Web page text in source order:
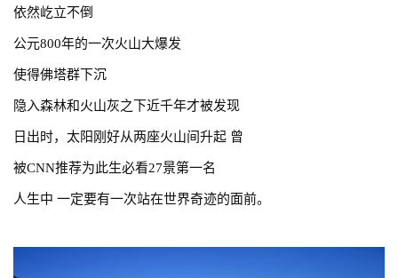
依然屹立不倒
公元800年的一次火山大爆发
使得佛塔群下沉
隐入森林和火山灰之下近千年才被发现
日出时，太阳刚好从两座火山间升起 曾
被CNN推荐为此生必看27景第一名
人生中 一定要有一次站在世界奇迹的面前。